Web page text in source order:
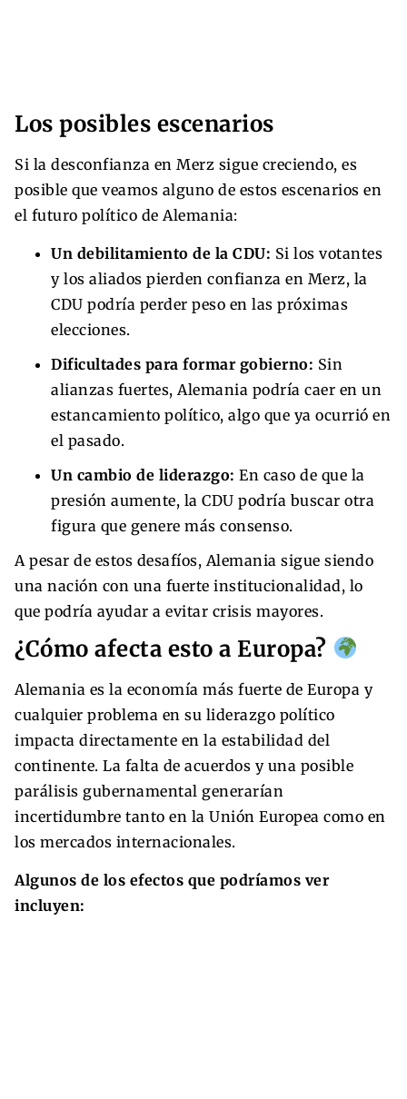
Los posibles escenarios
Si la desconfianza en Merz sigue creciendo, es
posible que veamos alguno de estos escenarios en
el futuro político de Alemania:
Un debilitamiento de la CDU: Si los votantes
y los aliados pierden confianza en Merz, la
CDU podría perder peso en las próximas
elecciones.
Dificultades para formar gobierno: Sin
alianzas fuertes, Alemania podría caer en un
estancamiento político, algo que ya ocurrió en
el pasado.
Un cambio de liderazgo: En caso de que la
presión aumente, la CDU podría buscar otra
figura que genere más consenso.
A pesar de estos desafíos, Alemania sigue siendo
una nación con una fuerte institucionalidad, lo
que podría ayudar a evitar crisis mayores.
¿Cómo afecta esto a Europa?
Alemania es la economía más fuerte de Europa y
cualquier problema en su liderazgo político
impacta directamente en la estabilidad del
continente. La falta de acuerdos y una posible
parálisis gubernamental generarían
incertidumbre tanto en la Unión Europea como en
los mercados internacionales.
Algunos de los efectos que podríamos ver
incluyen: